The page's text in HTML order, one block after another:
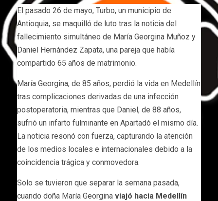
El pasado 26 de mayo, Turbo, un municipio de
Antioquia, se maquilló de luto tras la noticia del
fallecimiento simultáneo de María Georgina Muñoz y
Daniel Hernández Zapata, una pareja que había
compartido 65 años de matrimonio.
María Georgina, de 85 años, perdió la vida en Medellín
tras complicaciones derivadas de una infección
postoperatoria, mientras que Daniel, de 88 años,
sufrió un infarto fulminante en Apartadó el mismo día.
La noticia resonó con fuerza, capturando la atención
de los medios locales e internacionales debido a la
coincidencia trágica y conmovedora.
Solo se tuvieron que separar la semana pasada,
cuando doña María Georgina viajó hacia Medellín